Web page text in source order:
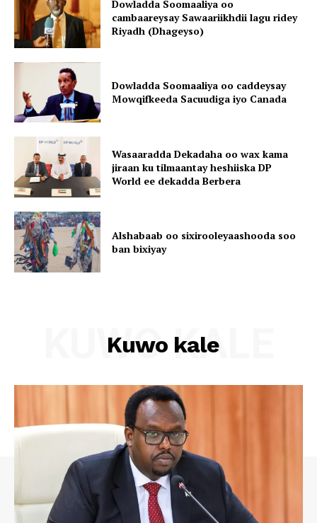
Dowladda Soomaaliya oo
cambaareysay Sawaariikhdii lagu ridey
Riyadh (Dhageyso)
Dowladda Soomaaliya oo caddeysay
Mowqifkeeda Sacuudiga iyo Canada
Wasaaradda Dekadaha oo wax kama
jiraan ku tilmaantay heshiiska DP
World ee dekadda Berbera
Alshabaab oo sixirooleyaashooda soo
ban bixiyay
Kuwo kale
KUWO KALE